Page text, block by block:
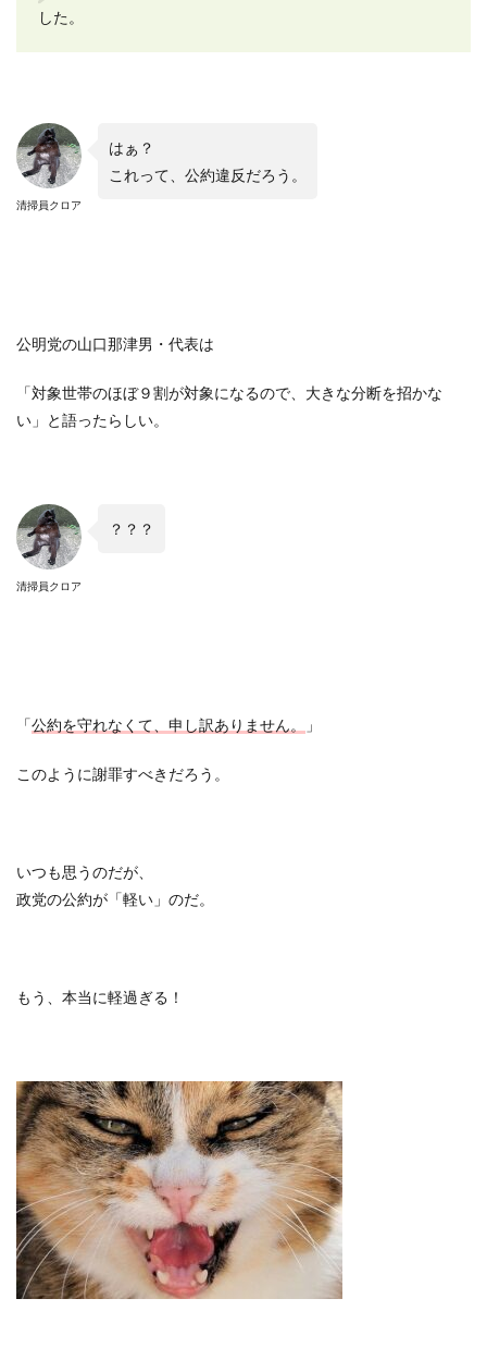
した。
清掃員クロア
はぁ？
これって、公約違反だろう。
公明党の山口那津男・代表は
「対象世帯のほぼ９割が対象になるので、大きな分断を招かな
い」と語ったらしい。
清掃員クロア
？？？
「公約を守れなくて、申し訳ありません。 」
このように謝罪すべきだろう。
いつも思うのだが、
政党の公約が「軽い」のだ。
もう、本当に軽過ぎる！